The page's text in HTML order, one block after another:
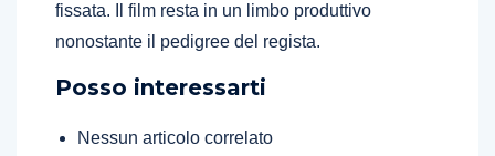
fissata. Il film resta in un limbo produttivo
nonostante il pedigree del regista.
Posso interessarti
Nessun articolo correlato